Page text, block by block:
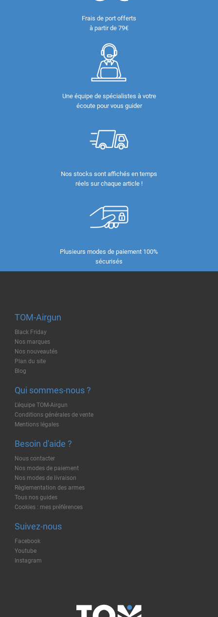
Frais de port offerts
à partir de 79€
Une équipe de spécialistes à votre
écoute pour vous guider
Nos stocks sont affichés en temps
réels sur chaque article !
Plusieurs modes de paiement 100%
sécurisés
TOM-Airgun
Black Friday
Nos marques
Nos nouveautés
Plan du site
Blog
Qui sommes-nous ?
L'équipe TOM-Airgun
Conditions générales de vente
Mentions légales
Besoin d'aide ?
Nous contacter
Nos modes de paiement
Nos modes de livraison
Règlementation des armes
Tous nos guides
Cookies : mes préférences
Suivez-nous
Facebook
Youtube
Instagram